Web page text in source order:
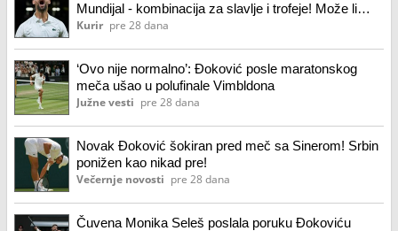
Mundijal - kombinacija za slavlje i trofeje! Može li
Novak da nastavi nestvaran niz?!
Kurir pre 28 dana
‘Ovo nije normalno’: Đoković posle maratonskog
meča ušao u polufinale Vimbldona
Južne vesti pre 28 dana
Novak Đoković šokiran pred meč sa Sinerom! Srbin
ponižen kao nikad pre!
Večernje novosti pre 28 dana
Čuvena Monika Seleš poslala poruku Đokoviću